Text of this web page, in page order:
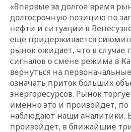
«Впервые за долгое время
долгосрочную позицию по
нефти и ситуации в
еще придерживается
рынок ожидает, что в случае
сигналов о смене режима в
вернуться на
означать приток больших
энергоресурсов. Рынок
именно это и произойдет, по
наблюдают наши аналитики.
произойдет, в ближайшие